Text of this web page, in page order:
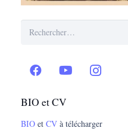
BIO et CV
BIO et CV à télécharger